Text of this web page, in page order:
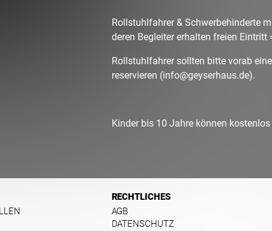
Rollstuhlfahrer & Schwerbehinderte
deren Begleiter erhalten freien Eintritt
Rollstuhlfahrer sollten bitte vorab
reservieren (info@geyserhaus.de).
Kinder bis 10 Jahre können
RECHTLICHES
AGB
DATENSCHUTZ